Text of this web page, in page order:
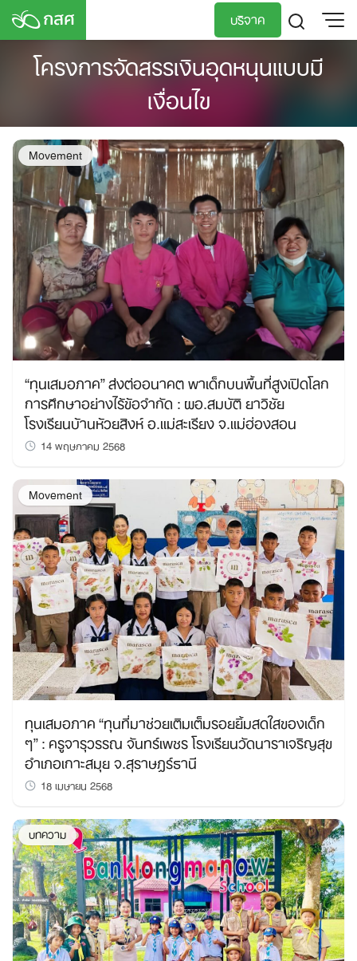
Skip
content
บริจาค
TH
EN
โครงการจัดสรรเงินอุดหนุนแบบมี
เงื่อนไข
Movement
“ทุนเสมอภาค” ส่งต่ออนาคต พาเด็กบนพื้นที่สูงเปิดโลก
การศึกษาอย่างไร้ข้อจำกัด : ผอ.สมบัติ ยาวิชัย
โรงเรียนบ้านห้วยสิงห์ อ.แม่สะเรียง จ.แม่ฮ่องสอน
14 พฤษภาคม 2568
Movement
ทุนเสมอภาค “ทุนที่มาช่วยเติมเต็มรอยยิ้มสดใสของเด็ก
ๆ” : ครูจารุวรรณ จันทร์เพชร โรงเรียนวัดนาราเจริญสุข
อำเภอเกาะสมุย จ.สุราษฎร์ธานี
18 เมษายน 2568
บทความ